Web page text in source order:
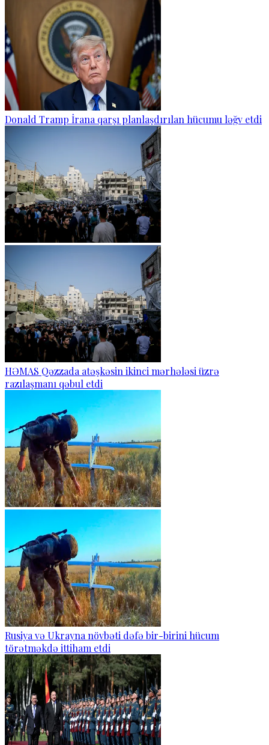
Donald Tramp İrana qarşı planlaşdırılan hücumu ləğv etdi
HƏMAS Qəzzada atəşkəsin ikinci mərhələsi üzrə
razılaşmanı qəbul etdi
Rusiya və Ukrayna növbəti dəfə bir-birini hücum
törətməkdə ittiham etdi